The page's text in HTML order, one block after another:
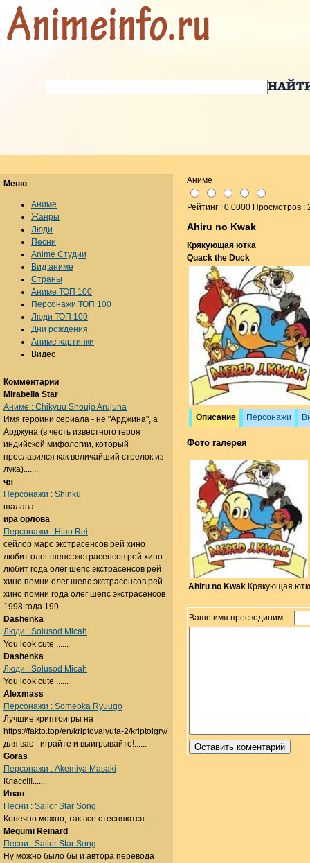
Аниме
Рейтинг : 0.0000 Просмотров :
Ahiru no Kwak
Крякующая ютка
Quack the Duck
Описание Персонажи
Фото галерея
Ahiru no Kwak Крякующая
Ваше имя пресводиним
Меню
Аниме
Жанры
Люди
Песни
Anime Студии
Вид аниме
Страны
Аниме ТОП 100
Персонажи ТОП 100
Люди ТОП 100
Дни рождения
Аниме картинки
Видео
Комментарии
Mirabella Star
Аниме : Chikyuu Shoujo Arujuna
Имя героини сериала - не "Арджина", а
Арджуна (в честь известного героя
индийской мифологии, который
прославился как величайший стрелок из
лука).......
чя
Персонажи : Shinku
шалава......
ира орлова
Персонажи : Hino Rei
сейлор марс экстрасенсов рей хино
любит олег шепс экстрасенсов рей хино
любит года олег шепс экстрасенсов рей
хино помни олег шепс экстрасенсов рей
хино помни года олег шепс экстрасенсов
1998 года 199......
Dashenka
Люди : Solusod Micah
You look cute ......
Dashenka
Люди : Solusod Micah
You look cute ......
Alexmass
Персонажи : Someoka Ryuugo
Лучшие криптоигры на
https://fakto.top/en/kriptovalyuta-2/kriptoigry/
для вас - играйте и выигрывайте!......
Goras
Персонажи : Akemiya Masaki
Класс!!!......
Иван
Песни : Sailor Star Song
Конечно можно, так все стесняются.......
Megumi Reinard
Песни : Sailor Star Song
Ну можно было бы и автора перевода